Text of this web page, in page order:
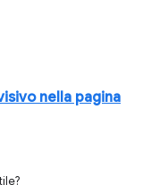
nella pagina